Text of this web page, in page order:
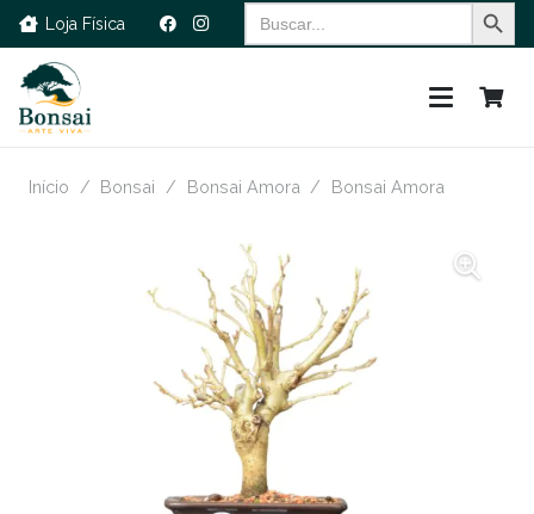
Loja Física
Search
for:
Início / Bonsai / Bonsai Amora / Bonsai Amora